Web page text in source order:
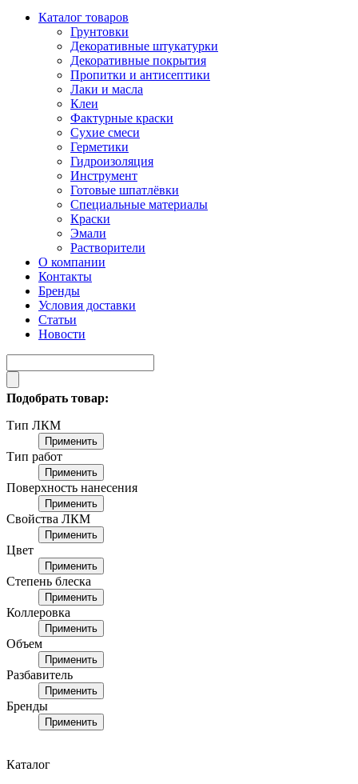
Каталог товаров
Грунтовки
Декоративные штукатурки
Декоративные покрытия
Пропитки и антисептики
Лаки и масла
Клеи
Фактурные краски
Сухие смеси
Герметики
Гидроизоляция
Инструмент
Готовые шпатлёвки
Специальные материалы
Краски
Эмали
Растворители
О компании
Контакты
Бренды
Условия доставки
Статьи
Новости
Подобрать товар:
Тип ЛКМ
Применить
Тип работ
Применить
Поверхность нанесения
Применить
Свойства ЛКМ
Применить
Цвет
Применить
Степень блеска
Применить
Коллеровка
Применить
Объем
Применить
Разбавитель
Применить
Бренды
Применить
Каталог